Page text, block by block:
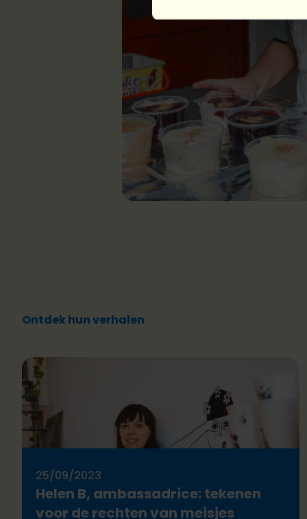
Ontdek hun verhalen
25/09/2023
Helen B, ambassadrice: tekenen
voor de rechten van meisjes